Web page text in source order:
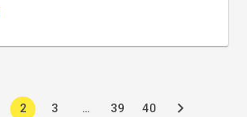
spokojny moment przed sezonem
Zamów okna teraz, zaplanuj
2 3 … 39 40